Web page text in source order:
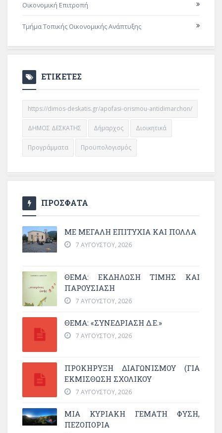
Οικονομική Επιτροπή
Τμήμα Τοπικής Οικονομικής Ανάπτυξης
ΕΤΙΚΕΤΕΣ
https://dimos-deskatis.gr/apofasi-orismou-antidimarchon/
ΔΗΜΟΣ ΔΕΣΚΑΤΗΣ Δήμαρχος Διοικητικά
Προγράμματα Προϋπολογισμός
ΠΡΟΣΦΑΤΑ
ΜΕ ΜΕΓΆΛΗ ΕΠΙΤΥΧΊΑ ΚΑΙ ΠΟΛΛΆ
7 ΑΥΓΟΎΣΤΟΥ, 2026
ΘΈΜΑ: ΕΚΔΉΛΩΣΗ ΤΙΜΉΣ ΚΑΙ
ΠΑΡΟΥΣΊΑΣΗ
7 ΑΥΓΟΎΣΤΟΥ, 2026
ΘΕΜΑ: «ΣΥΝΕΔΡΊΑΣΗ Δ.Ε.»
7 ΑΥΓΟΎΣΤΟΥ, 2026
ΠΡΟΚΗΡΥΞΗ ΔΙΑΓΩΝΙΣΜΟΥ (ΓΙΑ
ΕΚΜΊΣΘΩΣΗ ΣΧΟΛΙΚΟΎ
7 ΑΥΓΟΎΣΤΟΥ, 2026
ΜΙΑ ΚΥΡΙΑΚΉ ΓΕΜΆΤΗ ΦΎΣΗ,
ΠΕΖΟΠΟΡΊΑ